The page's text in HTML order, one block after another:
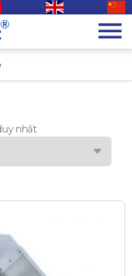
nhất